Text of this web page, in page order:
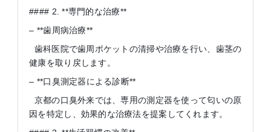
#### 2. **専門的な治療**
– **歯周病治療**
歯科医院で歯周ポケットの清掃や治療を行い、歯茎の
健康を取り戻します。
– **口臭測定器による診断**
京都の口臭外来では、専用の測定器を使って匂いの原
因を特定し、効果的な治療法を提案してくれます。